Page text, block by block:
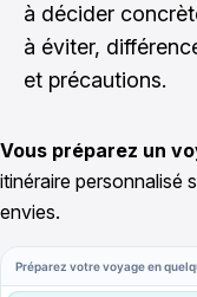
à décider
à éviter,
et précautions.
Vous préparez un
itinéraire personnalisé
envies.